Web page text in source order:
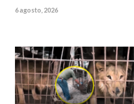
6 agosto, 2026